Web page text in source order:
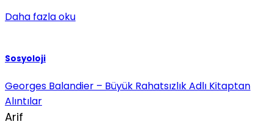
Daha fazla oku
Sosyoloji
Georges Balandier – Büyük Rahatsızlık Adlı Kitaptan
Alıntılar
Arif